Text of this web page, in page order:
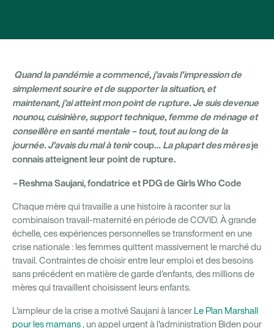
Quand la pandémie a commencé, j'avais l'impression de
simplement sourire et de supporter la situation, et
maintenant, j'ai atteint mon point de rupture. Je suis devenue
nounou, cuisinière, support technique, femme de ménage et
conseillère en santé mentale – tout, tout au long de la
journée. J'avais du mal à tenircoup…La plupart des mèresje
connais atteignent leur point de rupture.
–Reshma Saujani, fondatrice et PDG de Girls Who Code
Chaque mère qui travaille a une histoire à raconter sur la
combinaison travail-maternité en période de COVID. À grande
échelle, ces expériences personnelles se transforment en une
crise nationale : les femmes quittent massivement le marché du
travail. Contraintes de choisir entre leur emploi et des besoins
sans précédent en matière de garde d'enfants, des millions de
mères qui travaillent choisissent leurs enfants.
L'ampleur de la crise a motivé Saujani à lancer Le Plan Marshall
pour les mamans, un appel urgent à l'administration Biden pour